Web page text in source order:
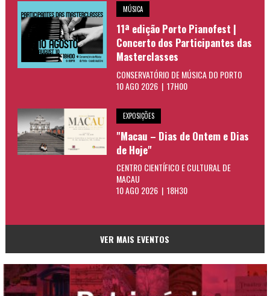
MÚSICA
11ª edição Porto Pianofest |
Concerto dos Participantes das
Masterclasses
CONSERVATÓRIO DE MÚSICA DO PORTO
10 AGO 2026 | 17H00
EXPOSIÇÕES
"Macau – Dias de Ontem e Dias
de Hoje"
CENTRO CIENTÍFICO E CULTURAL DE
MACAU
10 AGO 2026 | 18H30
VER MAIS EVENTOS